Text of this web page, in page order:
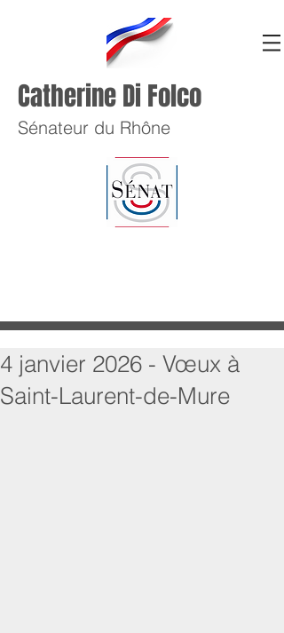
Catherine Di Folco
Sénateur du Rhône
4 janvier 2026 - Vœux à
Saint-Laurent-de-Mure